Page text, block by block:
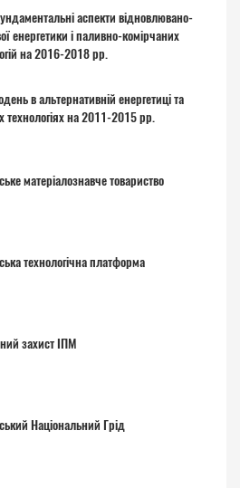
аспекти відновлювано-
енергетики і паливно-комірчаних
на 2016-2018 рр.
в альтернативній енергетиці та
технологіях на 2011-2015 рр.
матеріалознавче товариство
технологічна платформа
захист ІПМ
Національний Грід